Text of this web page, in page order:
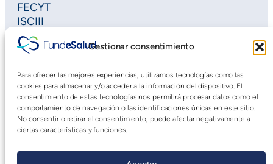
Gestionar consentimiento
Para ofrecer las mejores experiencias, utilizamos tecnologías como las
cookies para almacenar y/o acceder a la información del dispositivo. El
consentimiento de estas tecnologías nos permitirá procesar datos como el
comportamiento de navegación o las identificaciones únicas en este sitio.
No consentir o retirar el consentimiento, puede afectar negativamente a
ciertas características y funciones.
FECYT
ISCIII
Horizon Europe
Plan Regional de Investigación
Saludteca
Cursos DOE